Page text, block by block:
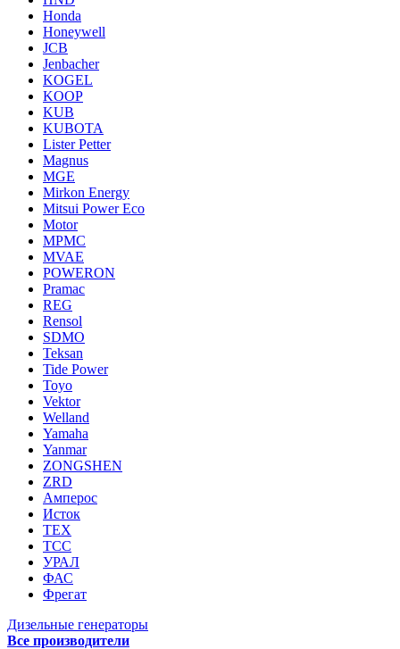
Honda
Honeywell
JCB
Jenbacher
KOGEL
KOOP
KUB
KUBOTA
Lister Petter
Magnus
MGE
Mirkon Energy
Mitsui Power Eco
Motor
MPMC
MVAE
POWERON
Pramac
REG
Rensol
SDMO
Teksan
Tide Power
Toyo
Vektor
Welland
Yamaha
Yanmar
ZONGSHEN
ZRD
Амперос
Исток
ТЕХ
ТСС
УРАЛ
ФАС
Фрегат
Дизельные генераторы
Все производители